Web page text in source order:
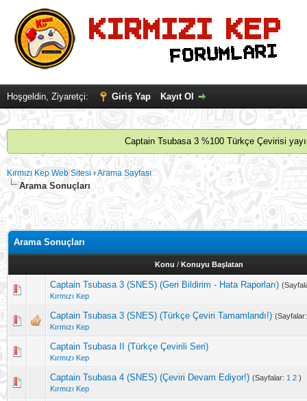
Hoşgeldin, Ziyaretçi: Giriş Yap Kayıt Ol
Captain Tsubasa 3 %100 Türkçe Çevirisi
Kırmızı Kep Web Sitesi›Arama Sayfası
Arama Sonuçları
Arama Sonuçları
Konu / Konuyu Başlatan
Captain Tsubasa 3 (SNES) (Geri Bildirim - Hata Raporları)
Kırmızı Kep
Captain Tsubasa 3 (SNES) (Türkçe Çeviri Tamamlandı!)
Kırmızı Kep
Captain Tsubasa II (Türkçe Çevirili Seri)
Kırmızı Kep
Captain Tsubasa 4 (SNES) (Çeviri Devam Ediyor!) (Sayfalar: 1 2 )
Kırmızı Kep